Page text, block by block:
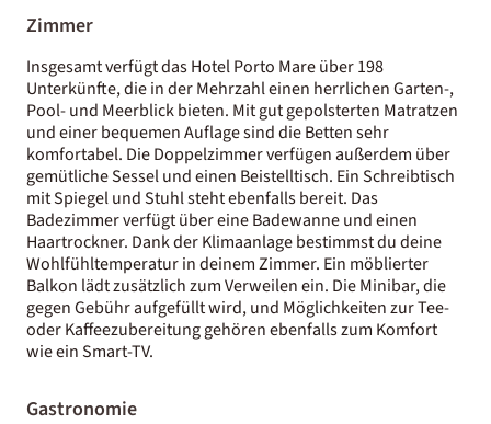
Zimmer
Insgesamt verfügt das Hotel Porto Mare über 198
Unterkünfte, die in der Mehrzahl einen herrlichen Garten-,
Pool- und Meerblick bieten. Mit gut gepolsterten Matratzen
und einer bequemen Auflage sind die Betten sehr
komfortabel. Die Doppelzimmer verfügen außerdem über
gemütliche Sessel und einen Beistelltisch. Ein Schreibtisch
mit Spiegel und Stuhl steht ebenfalls bereit. Das
Badezimmer verfügt über eine Badewanne und einen
Haartrockner. Dank der Klimaanlage bestimmst du deine
Wohlfühltemperatur in deinem Zimmer. Ein möblierter
Balkon lädt zusätzlich zum Verweilen ein. Die Minibar, die
gegen Gebühr aufgefüllt wird, und Möglichkeiten zur Tee-
oder Kaffeezubereitung gehören ebenfalls zum Komfort
wie ein Smart-TV.
Gastronomie